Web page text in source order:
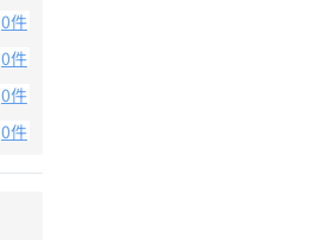
0件
0件
0件
0件